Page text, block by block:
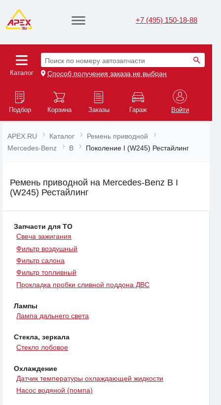
+7 (495) 150-18-88
Каталог
Поиск по номеру автозапчасти
Способ получения заказа не выбран
Подбор Корзина Заказы Гараж Войти
APEX.RU Каталог
Ремень приводной
Mercedes-Benz
B Поколение I (W245) Рестайлинг
Ремень приводной на Mercedes-Benz B I
(W245) Рестайлинг
Запчасти для ТО
Свеча зажигания
Фильтр воздушный
Фильтр салона
Фильтр топливный
Прокладка пробки сливной поддона ДВС
Лампы
Лампа дальнего света
Стекла, зеркала
Стекло лобовое
Охлаждение
Датчик температуры охлаждающей жидкости
Насос водяной (помпа)